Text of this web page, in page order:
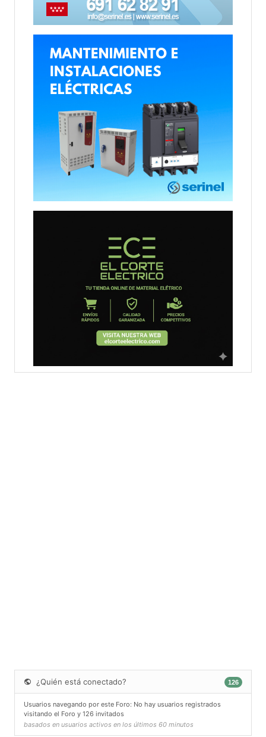
¿Quién está conectado? 126
Usuarios navegando por este Foro: No hay usuarios registrados
visitando el Foro y 126 invitados
basados en usuarios activos en los últimos 60 minutos